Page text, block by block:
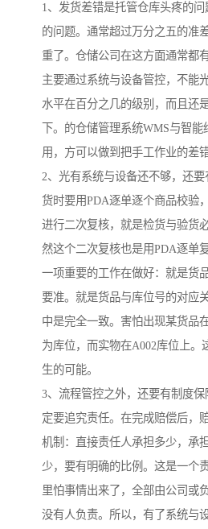
1、发货差错是托管仓库头疼的
的问题。通常超过万分之五的准
重了。仓储公司在这方面通常都
主要通过系统与设备管控，不能
水平在百分之几的级别，而且还
下。的仓储管理系统WMS与智
用，方可以做到把手工作业的差
2、光有系统与设备还不够，还
货时要用PDA逐单逐个商品校验
进行二次复核，就是检货与验货
然这个二次复核也是用PDA逐单
一项重要的工作在做好：就是货
要准。就是货品与库位号的对应
中是完全一致。害怕出现某货品
为库位，而实物在A002库位上。
生的可能。
3、流程管控之外，还要有制度
定要追究责任。在完成赔偿后，
机制：直接责任人承担多少，承
少，要有明确的比例。这是一个
里怕事情出来了，全部由公司或
没有人负责。所以，有了系统与